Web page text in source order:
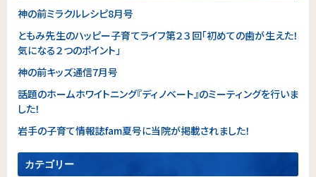
神の前ミラクルレシピ8月号
ともみ先生のハッピー子育てライフ第２３回「初めての歯が生えた！
気になる２つのポイント」
神の前キッズ通信7月号
話題のホームホワイトニング『ディノベート』のミーティングを行いま
した！
岩手の子育て情報誌fam夏号に当院が掲載されました！
カテゴリー